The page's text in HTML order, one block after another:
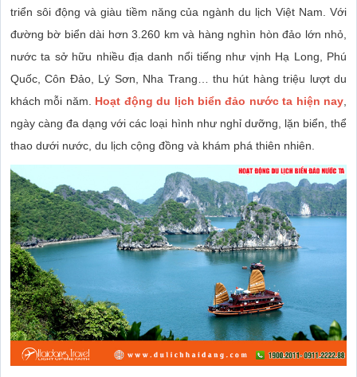
triển sôi động và giàu tiềm năng của ngành du lịch Việt Nam. Với
đường bờ biển dài hơn 3.260 km và hàng nghìn hòn đảo lớn nhỏ,
nước ta sở hữu nhiều địa danh nổi tiếng như vịnh Hạ Long, Phú
Quốc, Côn Đảo, Lý Sơn, Nha Trang… thu hút hàng triệu lượt du
khách mỗi năm. Hoạt động du lịch biển đảo nước ta hiện nay
ngày càng đa dạng với các loại hình như nghỉ dưỡng, lặn biển, thể
thao dưới nước, du lịch cộng đồng và khám phá thiên nhiên.